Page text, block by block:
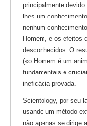
principalmente
lhes um
nenhum
Homem, e os efeitos
desconhecidos. O
(«o Homem é um
fundamentais e
ineficácia provada.
Scientology, por seu
usando um método
não apenas se dirige